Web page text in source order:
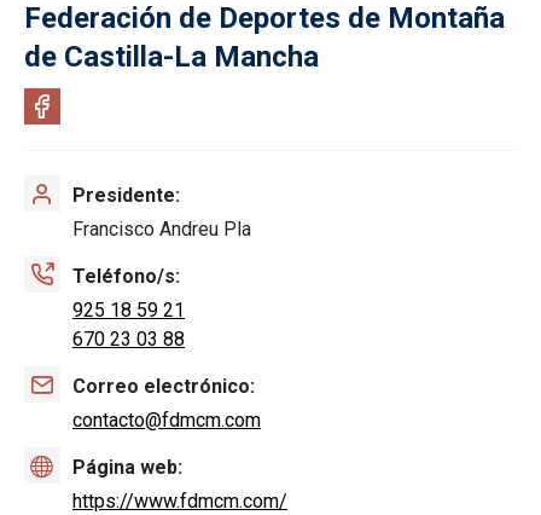
Federación de Deportes de Montaña
de Castilla-La Mancha
Presidente
Francisco Andreu Pla
Teléfono/s
925 18 59 21
670 23 03 88
Correo electrónico
contacto@fdmcm.com
Página web
https://www.fdmcm.com/